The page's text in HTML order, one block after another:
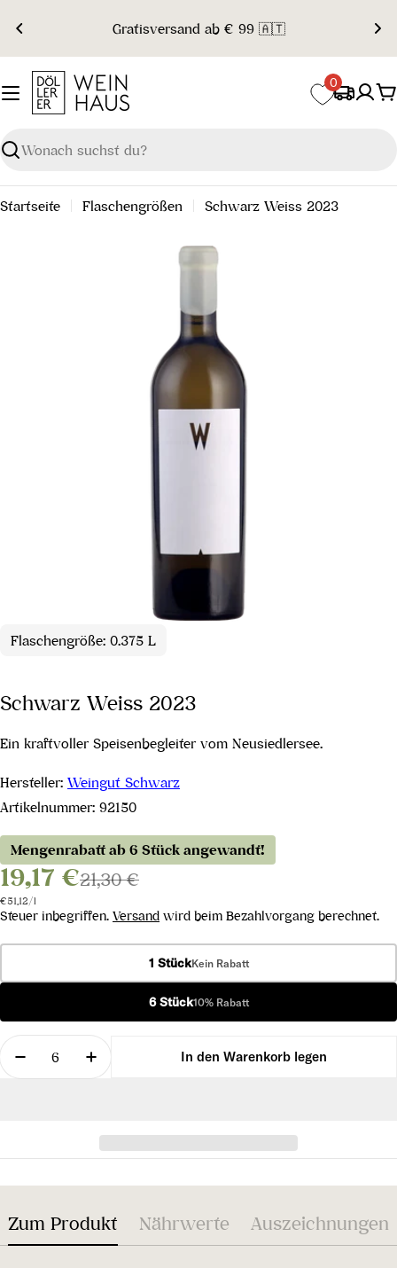
Inhalt
springen
Gratisversand ab € 99 🇦🇹
Suchen
0
Startseite Flaschengrößen Schwarz Weiss 2023
Flaschengröße: 0.375 L
Schwarz Weiss 2023
Ein kraftvoller Speisenbegleiter vom Neusiedlersee.
Hersteller: Weingut Schwarz
Artikelnummer: 92150
Mengenrabatt ab 6 Stück angewandt!
19,17 €21,30 €
Stückpreis
€51,12/pro
l
Steuer inbegriffen. Versand wird beim Bezahlvorgang berechnet.
1 StückKein Rabatt
6 Stück10% Rabatt
Menge
Menge für Schwarz Weiss 2023 verringern
Menge für Schwarz Weiss 2023 erhöhen
In den Warenkorb legen
Zum Produkt Nährwerte Auszeichnungen